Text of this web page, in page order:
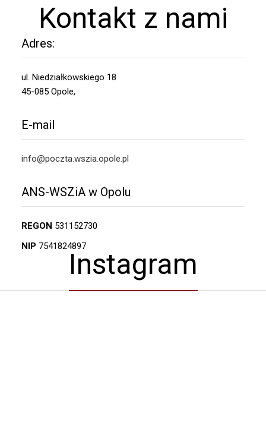
Kontakt z nami
Adres:
ul. Niedziałkowskiego 18
45-085 Opole,
E-mail
info@poczta.wszia.opole.pl
ANS-WSZiA w Opolu
REGON 531152730
NIP 7541824897
Instagram